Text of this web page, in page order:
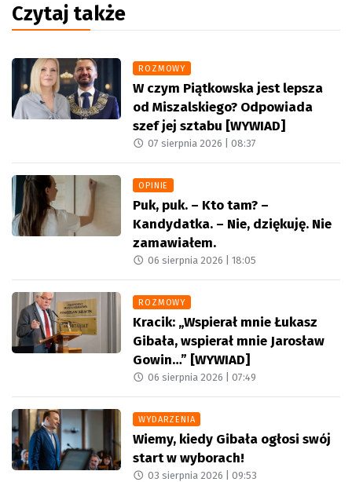
Czytaj także
ROZMOWY
W czym Piątkowska jest lepsza
od Miszalskiego? Odpowiada
szef jej sztabu [WYWIAD]
07 sierpnia 2026 |08:37
OPINIE
Puk, puk. – Kto tam? –
Kandydatka. – Nie, dziękuję. Nie
zamawiałem.
06 sierpnia 2026 |18:05
ROZMOWY
Kracik: „Wspierał mnie Łukasz
Gibała, wspierał mnie Jarosław
Gowin…” [WYWIAD]
06 sierpnia 2026 |07:49
WYDARZENIA
Wiemy, kiedy Gibała ogłosi swój
start w wyborach!
03 sierpnia 2026 |09:53